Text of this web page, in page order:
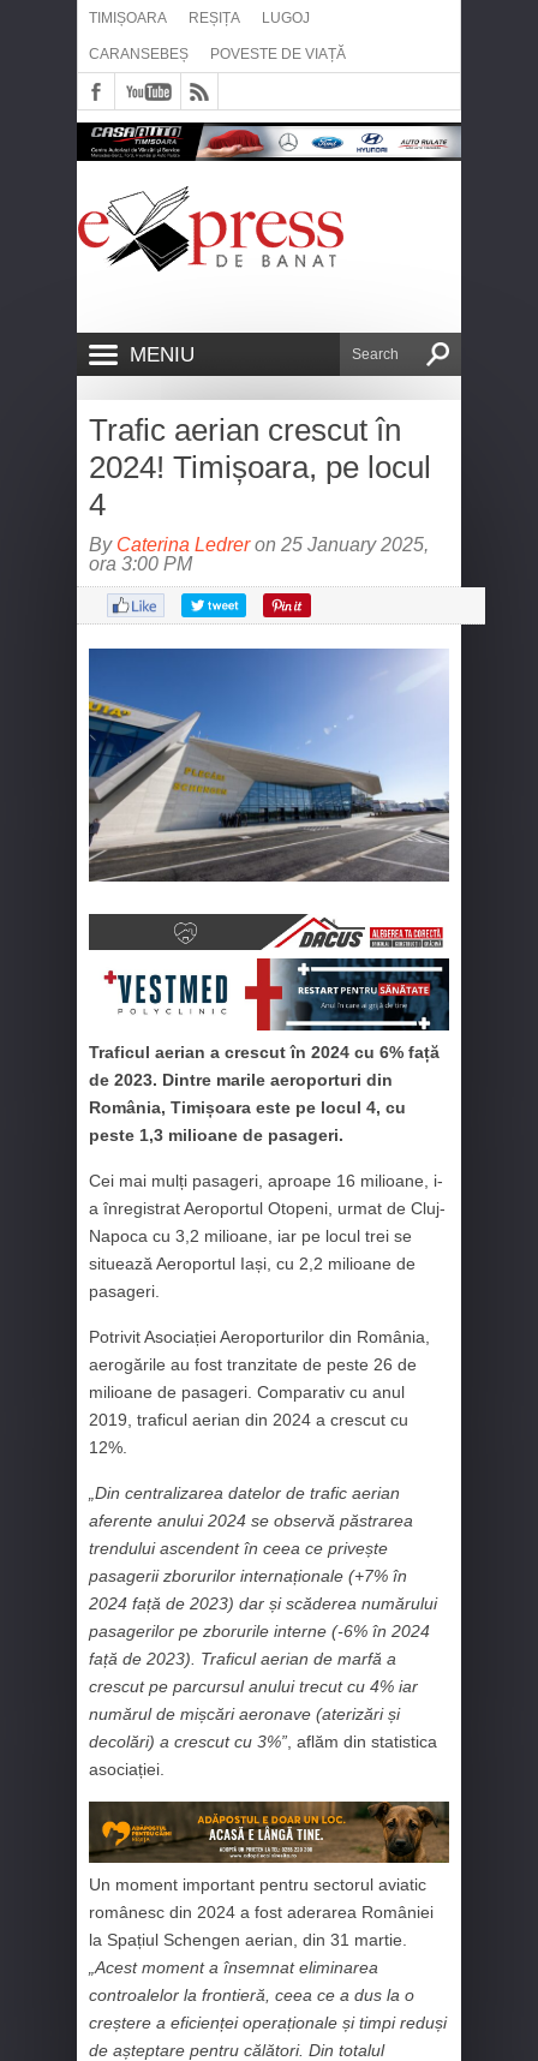
TIMIȘOARA REȘIȚA LUGOJ
CARANSEBEȘ POVESTE DE VIAȚĂ
MENIU
Trafic aerian crescut în
2024! Timișoara, pe locul
4
By Caterina Ledreron 25 January 2025,
ora 3:00 PM
Traficul aerian a crescut în 2024 cu 6% față
de 2023. Dintre marile aeroporturi din
România, Timișoara este pe locul 4, cu
peste 1,3 milioane de pasageri.
Cei mai mulți pasageri, aproape 16 milioane, i-
a înregistrat Aeroportul Otopeni, urmat de Cluj-
Napoca cu 3,2 milioane, iar pe locul trei se
situează Aeroportul Iași, cu 2,2 milioane de
pasageri.
Potrivit Asociației Aeroporturilor din România,
aerogările au fost tranzitate de peste 26 de
milioane de pasageri. Comparativ cu anul
2019, traficul aerian din 2024 a crescut cu
12%.
„Din centralizarea datelor de trafic aerian
aferente anului 2024 se observă păstrarea
trendului ascendent în ceea ce privește
pasagerii zborurilor internaționale (+7% în
2024 față de 2023) dar și scăderea numărului
pasagerilor pe zborurile interne (-6% în 2024
față de 2023). Traficul aerian de marfă a
crescut pe parcursul anului trecut cu 4% iar
numărul de mișcări aeronave (aterizări și
decolări) a crescut cu 3%” , aflăm din statistica
asociației.
Un moment important pentru sectorul aviatic
românesc din 2024 a fost aderarea României
la Spațiul Schengen aerian, din 31 martie.
„Acest moment a însemnat eliminarea
controalelor la frontieră, ceea ce a dus la o
creștere a eficienței operaționale și timpi reduși
de așteptare pentru călători. Din totalul